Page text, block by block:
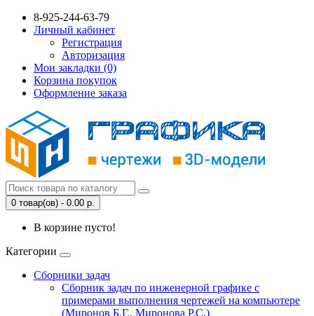
8-925-244-63-79
Личный кабинет
Регистрация
Авторизация
Мои закладки (0)
Корзина покупок
Оформление заказа
0 товар(ов) - 0.00 р.
В корзине пусто!
Категории
Сборники задач
Сборник задач по инженерной графике с
примерами выполнения чертежей на компьютере
(Миронов Б.Г., Миронова Р.С.)